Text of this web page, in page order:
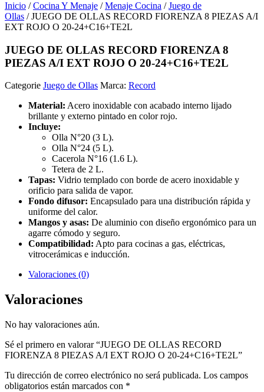
Inicio /Cocina Y Menaje /Menaje Cocina /Juego de
Ollas / JUEGO DE OLLAS RECORD FIORENZA 8 PIEZAS A/I
EXT ROJO O 20-24+C16+TE2L
JUEGO DE OLLAS RECORD FIORENZA 8
PIEZAS A/I EXT ROJO O 20-24+C16+TE2L
Categorie Juego de Ollas Marca: Record
Material: Acero inoxidable con acabado interno lijado
brillante y externo pintado en color rojo.
Incluye:
Olla N°20 (3 L).
Olla N°24 (5 L).
Cacerola N°16 (1.6 L).
Tetera de 2 L.
Tapas: Vidrio templado con borde de acero inoxidable y
orificio para salida de vapor.
Fondo difusor: Encapsulado para una distribución rápida y
uniforme del calor.
Mangos y asas: De aluminio con diseño ergonómico para un
agarre cómodo y seguro.
Compatibilidad: Apto para cocinas a gas, eléctricas,
vitrocerámicas e inducción.
Valoraciones (0)
Valoraciones
No hay valoraciones aún.
Sé el primero en valorar “JUEGO DE OLLAS RECORD
FIORENZA 8 PIEZAS A/I EXT ROJO O 20-24+C16+TE2L”
Tu dirección de correo electrónico no será publicada. Los campos
obligatorios están marcados con *